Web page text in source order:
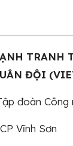
TRANH
ĐỘI
đoàn
Vĩnh Sơn